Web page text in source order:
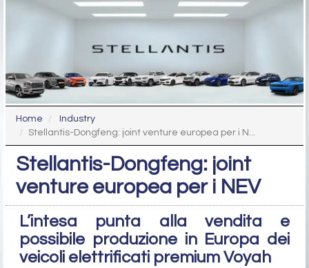
Home
Industry
Stellantis-Dongfeng: joint venture europea per i N...
Stellantis-Dongfeng: joint
venture europea per i NEV
L’intesa punta alla vendita e
possibile produzione in Europa dei
veicoli elettrificati premium Voyah